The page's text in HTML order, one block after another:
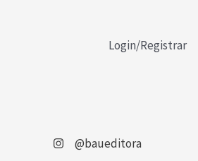
Login/Registrar
@baueditora